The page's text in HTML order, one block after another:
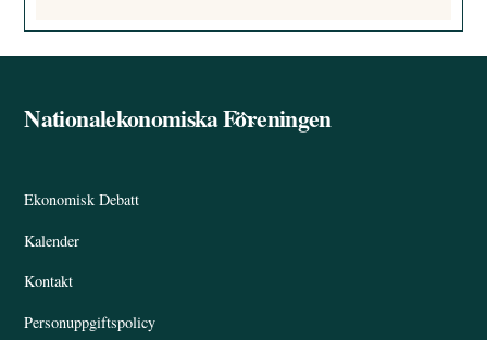
Back
Nationalekonomiska Föreningen
Ekonomisk Debatt
Kalender
Kontakt
Personuppgiftspolicy